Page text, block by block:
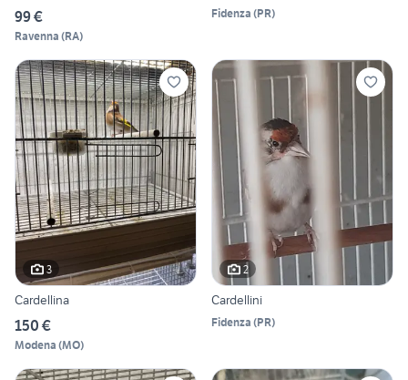
99 €
Ravenna (RA)
Fidenza (PR)
3
Cardellina
150 €
Modena (MO)
2
Cardellini
Fidenza (PR)